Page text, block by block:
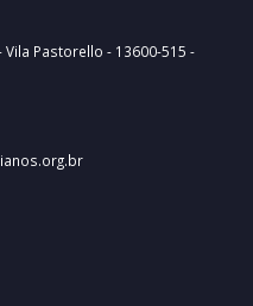
Vila Pastorello - 13600-515 -